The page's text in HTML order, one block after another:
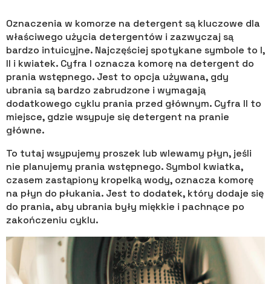
Oznaczenia w komorze na detergent są kluczowe dla
właściwego użycia detergentów i zazwyczaj są
bardzo intuicyjne. Najczęściej spotykane symbole to I,
II i kwiatek. Cyfra I oznacza komorę na detergent do
prania wstępnego. Jest to opcja używana, gdy
ubrania są bardzo zabrudzone i wymagają
dodatkowego cyklu prania przed głównym. Cyfra II to
miejsce, gdzie wsypuje się detergent na pranie
główne.
To tutaj wsypujemy proszek lub wlewamy płyn, jeśli
nie planujemy prania wstępnego. Symbol kwiatka,
czasem zastąpiony kropelką wody, oznacza komorę
na płyn do płukania. Jest to dodatek, który dodaje się
do prania, aby ubrania były miękkie i pachnące po
zakończeniu cyklu.